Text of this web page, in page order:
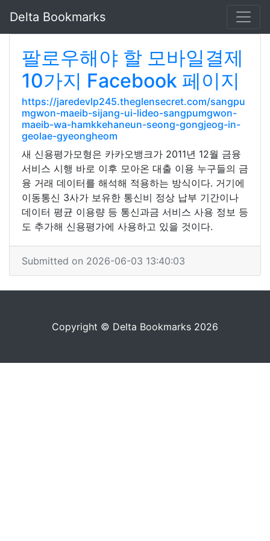
Delta Bookmarks
팔로우해야 할 모바일결제
10가지 Facebook 페이지
https://jaredevlp245.theglensecret.com/sangpu
mgwon-maeib-sijang-ui-lideo-sangpumgwon-
maeib-wa-hamkkehaneun-seong-gongjeog-in-
geolae-gyeongheom
새 신용평가모형은 카카오뱅크가 2011년 12월 금융
서비스 시행 바로 이후 모아온 대출 이용 누구들의 금
융 거래 데이터를 해석해 적용하는 방식이다. 거기에
이동통신 3사가 보유한 통신비 정상 납부 기간이나
데이터 평균 이용량 등 통신과금 서비스 사용 정보 등
도 추가해 신용평가에 사용하고 있을 것이다.
Submitted on 2026-06-03 13:40:03
Copyright © Delta Bookmarks 2026